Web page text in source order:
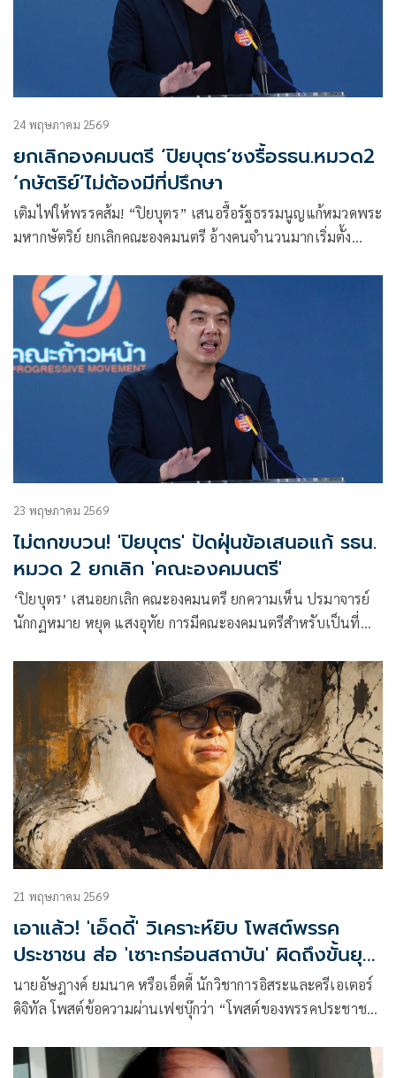
24 พฤษภาคม 2569
ยกเลิกองคมนตรี ‘ปิยบุตร’ชงรื้อรธน.หมวด2
‘กษัตริย์’ไม่ต้องมีที่ปรึกษา
เติมไฟให้พรรคส้ม! “ปิยบุตร” เสนอรื้อรัฐธรรมนูญแก้หมวดพระ
มหากษัตริย์ ยกเลิกคณะองคมนตรี อ้างคนจำนวนมากเริ่มตั้ง
สถาบัน
23 พฤษภาคม 2569
ไม่ตกขบวน! 'ปิยบุตร' ปัดฝุ่นข้อเสนอแก้ รธน.
หมวด 2 ยกเลิก 'คณะองคมนตรี'
‘ปิยบุตร’ เสนอยกเลิก คณะองคมนตรี ยกความเห็น ปรมาจารย์
นักกฏหมาย หยุด แสงอุทัย การมีคณะองคมนตรีสำหรับเป็นที่
ประชาธิปไตย
21 พฤษภาคม 2569
เอาแล้ว! 'เอ็ดดี้' วิเคราะห์ยิบ โพสต์พรรค
ประชาชน ส่อ 'เซาะกร่อนสถาบัน' ผิดถึงขั้นยุบ
พรรค
นายอัษฎางค์ ยมนาค หรือเอ็ดดี้ นักวิชาการอิสระและครีเอเตอร์
ดิจิทัล โพสต์ข้อความผ่านเฟซบุ๊กว่า “โพสต์ของพรรคประชาชน
สถาบันฯ” หรือไม่? หากวิเคราะห์จากเนื้อหาในโพสต์นี้ มีจุดที่